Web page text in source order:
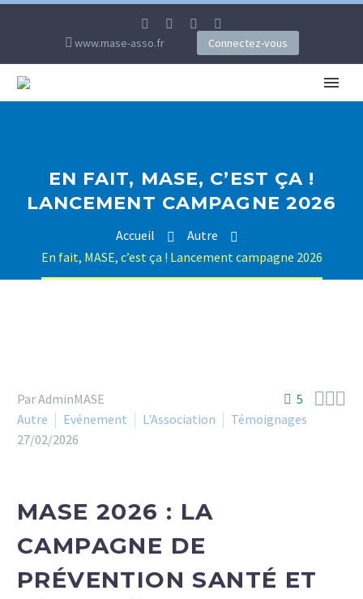
www.mase-asso.fr Connectez-vous
EN FAIT, MASE, C’EST ÇA !
LANCEMENT CAMPAGNE 2026
Accueil
Autre
En fait, MASE, c’est ça ! Lancement campagne 2026
5 
Par AdminMASE
Autre
Evénement L'Association
Témoignages
27/02/2026
MASE 2026 : LA
CAMPAGNE DE
PRÉVENTION SANTÉ ET